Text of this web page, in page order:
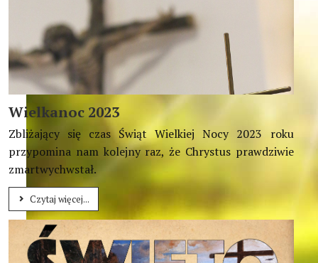
Wielkanoc 2023
Zbliżający się czas Świąt Wielkiej Nocy 2023 roku
przypomina nam kolejny raz, że Chrystus prawdziwie
zmartwychwstał.
Czytaj więcej...